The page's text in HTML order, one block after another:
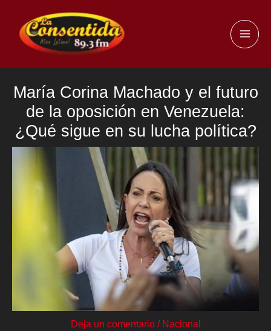
contenido
María Corina Machado y el futuro
de la oposición en Venezuela:
¿Qué sigue en su lucha política?
Deja un comentario / Nacional